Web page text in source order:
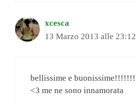
xcesca
13 Marzo 2013 alle 23:12
bellissime e buonissime!!!!!!!
<3 me ne sono innamorata